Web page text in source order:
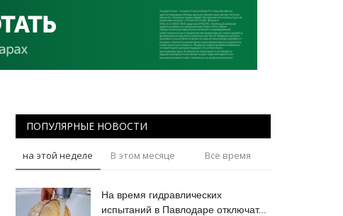
ПОПУЛЯРНЫЕ НОВОСТИ
на этой неделе В этом месяце Все время
На время гидравлических
испытаний в Павлодаре отключат...